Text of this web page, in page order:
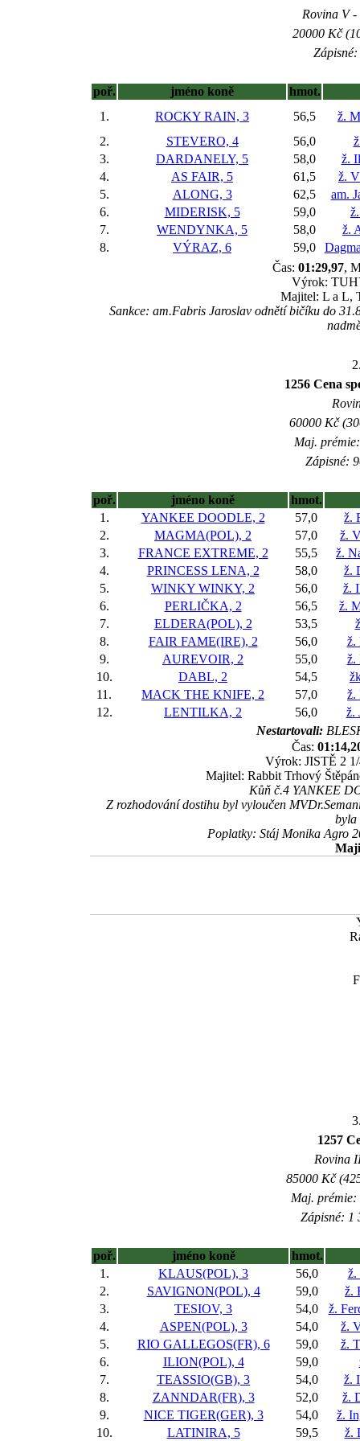
Rovina V
20000 Kč
poř. jméno koně
hmot.
1.
ROCKY RAIN, 3 56,5
ž.
2.
STEVERO, 4 56,0
3.
DARDANELY, 5 58,0
ž.
4.
AS FAIR, 5 61,5
ž.
5.
ALONG, 3 62,5
am.
6.
MIDERISK, 5 59,0
7.
WENDYNKA, 5 58,0
ž.
8.
VÝRAZ, 6 59,0
Čas: 01:29,97,
Výrok:
Majitel: L a L,
Sankce: am.Fabris Jaroslav odnětí bičíku do
1256 Cena
60000 Kč
Maj.
Zápisné:
poř. jméno koně
hmot.
1.
YANKEE DOODLE, 2 57,0
ž.
2.
MAGMA(POL), 2 57,0
ž.
3.
FRANCE EXTREME, 2 55,5
ž.
4.
PRINCESS LENA, 2 58,0
ž.
5.
WINKY WINKY, 2 56,0
ž.
6.
PERLIČKA, 2 56,5
ž.
7.
ELDERA(POL), 2 53,5
8.
FAIR FAME(IRE), 2 56,0
ž.
9.
AUREVOIR, 2 55,0
ž.
10.
DABL, 2 54,5
11.
MACK THE KNIFE, 2 57,0
ž.
12.
LENTILKA, 2 56,0
ž.
Nestartovali:
Čas:
Výrok: JISTĚ 2
Majitel: Rabbit Trhový
Kůň č.4 YANKEE
Z rozhodování dostihu byl vyloučen
byla
Poplatky: Stáj Monika Agro
1257
Rovina
85000 Kč
Maj. prémie:
Zápisné: 1
poř. jméno koně
hmot.
1.
KLAUS(POL), 3 56,0
ž.
2.
SAVIGNON(POL), 4 59,0
ž.
3.
TESIOV, 3 54,0
ž.
4.
ASPEN(POL), 3 54,0
ž.
5.
RIO GALLEGOS(FR), 6 59,0
ž.
6.
ILION(POL), 4 59,0
7.
TEASSIO(GB), 3 54,0
ž.
8.
ZANNDAR(FR), 3 52,0
ž.
9.
NICE TIGER(GER), 3 54,0
ž.
10.
LATINIRA, 5 59,5 ž.